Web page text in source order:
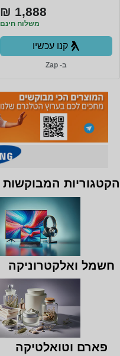
1,888 ₪
משלוח חינם
קנו עכשיו
ב- Zap
הקטגוריות המבוקשות
חשמל ואלקטרוניקה
פארם וטואלטיקה